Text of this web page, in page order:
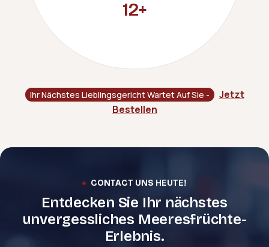
19+
Ihr Nächstes Lieblingsgericht Wartet Auf Sie -
Jetzt
Bestellen
CONTACT UNS HEUTE!
Entdecken Sie Ihr nächstes
unvergessliches Meeresfrüchte-
Erlebnis.